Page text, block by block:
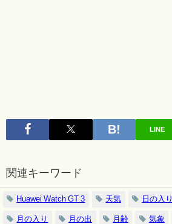
LINE
関連キーワード
Huawei Watch GT 3 天気 日の入り
月の入り 月の出 月齢 気象